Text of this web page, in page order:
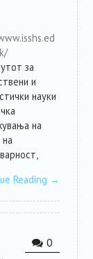
за
и
науки
на
Reading →
0